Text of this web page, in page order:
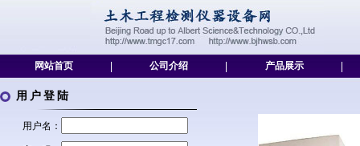
网站首页 公司介绍 产品展示
用户登陆
用户名：